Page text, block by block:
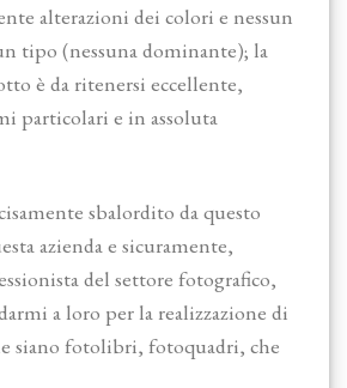
alterazioni dei colori e nessun
tipo (nessuna dominante); la
è da ritenersi eccellente,
particolari e in assoluta
sbalordito da questo
azienda e sicuramente,
del settore fotografico,
a loro per la realizzazione di
siano fotolibri, fotoquadri, che